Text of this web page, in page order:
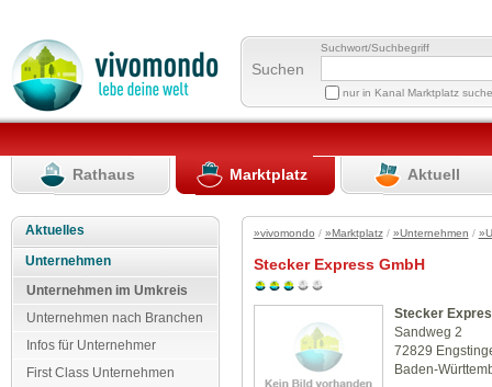
Suchen
Suchwort/Suchbegriff
nur in Kanal Marktplatz
Rathaus Marktplatz Aktuell
Aktuelles
Unternehmen
Unternehmen im Umkreis
Unternehmen nach Branchen
Infos für Unternehmer
First Class Unternehmen
»vivomondo / »Marktplatz/ »Unternehmen /
Stecker Express GmbH
Stecker
Sandweg 2
72829
Baden-